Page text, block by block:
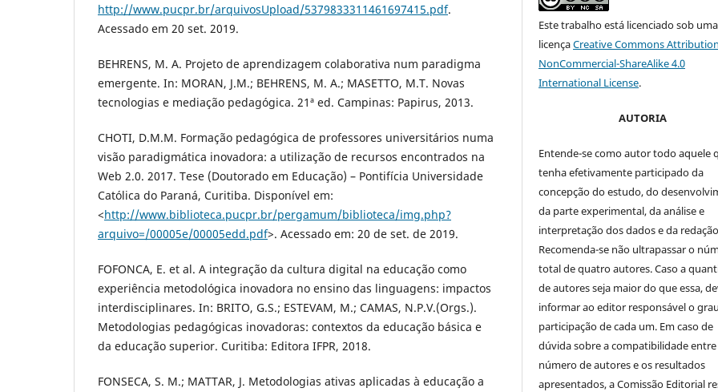
http://www.pucpr.br/arquivosUpload/5379833311461697415.pdf.
Acessado em 20 set. 2019.
BEHRENS, M. A. Projeto de aprendizagem colaborativa num paradigma
emergente. In: MORAN, J.M.; BEHRENS, M. A.; MASETTO, M.T. Novas
tecnologias e mediação pedagógica. 21ª ed. Campinas: Papirus, 2013.
CHOTI, D.M.M. Formação pedagógica de professores universitários numa
visão paradigmática inovadora: a utilização de recursos encontrados na
Web 2.0. 2017. Tese (Doutorado em Educação) – Pontifícia Universidade
Católica do Paraná, Curitiba. Disponível em:
<http://www.biblioteca.pucpr.br/pergamum/biblioteca/img.php?
arquivo=/00005e/00005edd.pdf>. Acessado em: 20 de set. de 2019.
FOFONCA, E. et al. A integração da cultura digital na educação como
experiência metodológica inovadora no ensino das linguagens: impactos
interdisciplinares. In: BRITO, G.S.; ESTEVAM, M.; CAMAS, N.P.V.(Orgs.).
Metodologias pedagógicas inovadoras: contextos da educação básica e
da educação superior. Curitiba: Editora IFPR, 2018.
FONSECA, S. M.; MATTAR, J. Metodologias ativas aplicadas à educação a
Este trabalho está licenciado sob uma
licençaCreative Commons
NonCommercial-ShareAlike 4.0
International License.
AUTORIA
Entende-se como autor todo aquele
tenha efetivamente participado da
concepção do estudo, do
da parte experimental, da análise e
interpretação dos dados e da
Recomenda-se não ultrapassar o
total de quatro autores. Caso a
de autores seja maior do que essa,
informar ao editor responsável o
participação de cada um. Em caso de
dúvida sobre a compatibilidade
número de autores e os resultados
apresentados, a Comissão Editorial